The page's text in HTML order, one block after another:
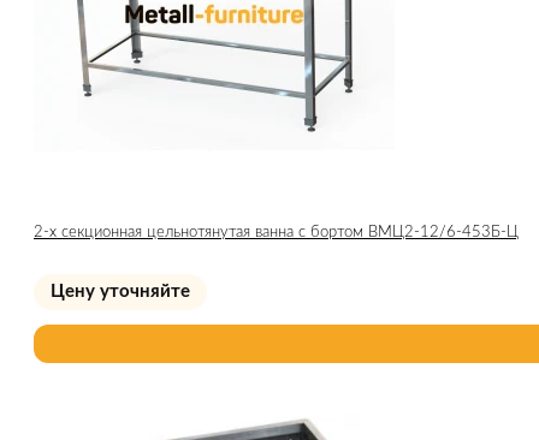
2-х секционная цельнотянутая ванна с бортом ВМЦ2-12/6-453Б-Ц
Цену уточняйте